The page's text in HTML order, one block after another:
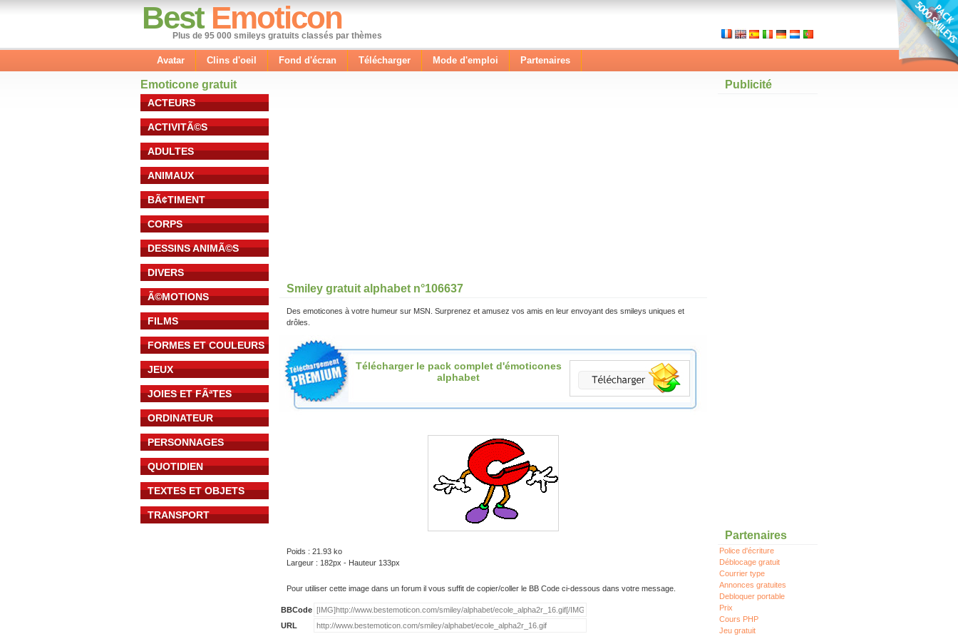
Best Emoticon
Plus de 95 000 smileys gratuits classés par thèmes
Avatar Clins d'oeil Fond d'écran Télécharger Mode d'emploi Partenaires
Emoticone gratuit
ACTEURS
ACTIVITÃ©S
ADULTES
ANIMAUX
BÃ¢TIMENT
CORPS
DESSINS ANIMÃ©S
DIVERS
Ã©MOTIONS
FILMS
FORMES ET COULEURS
JEUX
JOIES ET FÃªTES
ORDINATEUR
PERSONNAGES
QUOTIDIEN
TEXTES ET OBJETS
TRANSPORT
Smiley gratuit alphabet n°106637
Des emoticones à votre humeur sur MSN. Surprenez et amusez vos amis en leur envoyant des smileys uniques et
drôles.
Télécharger le pack complet d'émoticones
alphabet
Poids : 21.93 ko
Largeur : 182px - Hauteur 133px
Pour utiliser cette image dans un forum il vous suffit de copier/coller le BB Code ci-dessous dans votre message.
BBCode
URL
Publicité
Partenaires
Police d'écriture
Déblocage gratuit
Courrier type
Annonces gratuites
Debloquer portable
Prix
Cours PHP
Jeu gratuit